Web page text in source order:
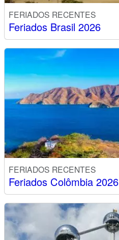
FERIADOS RECENTES
Feriados Brasil 2026
FERIADOS RECENTES
Feriados Colômbia 2026